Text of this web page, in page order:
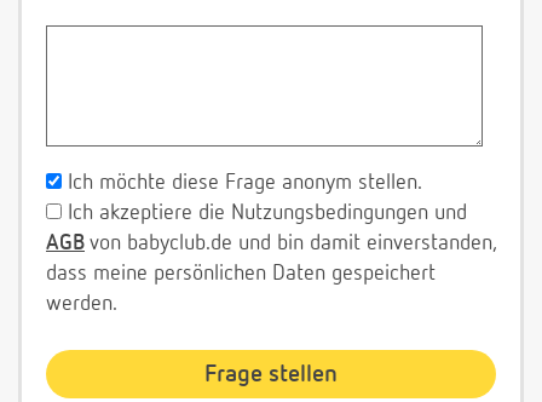
Ich möchte diese Frage anonym stellen.
Ich akzeptiere die Nutzungsbedingungen und
AGB von babyclub.de und bin damit einverstanden,
dass meine persönlichen Daten gespeichert
werden.